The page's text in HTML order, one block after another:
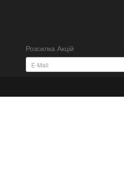
Розсилка Акцій